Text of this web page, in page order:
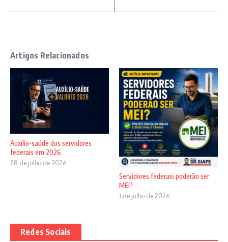
Artigos Relacionados
Auxílio-saúde dos servidores
federais em 2026
28 de julho de 2026
Servidores federais poderão ser
MEI?
1 de julho de 2026
Redes Sociais